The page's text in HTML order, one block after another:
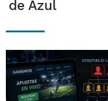
de Azul